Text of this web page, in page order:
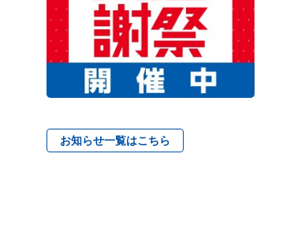
お知らせ一覧はこちら